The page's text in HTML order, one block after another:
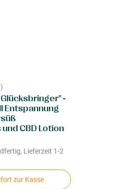
)
-
Entspannung
CBD Lotion
Lieferzeit 1-2
zur Kasse